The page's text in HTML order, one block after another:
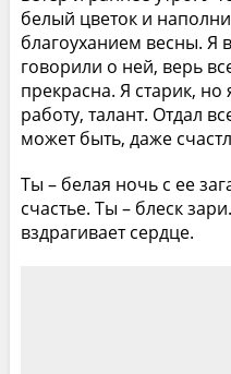
белый цветок и
благоуханием весны. Я
говорили о ней, верь
прекрасна. Я старик,
работу, талант. Отдал
может быть, даже
Ты – белая ночь с ее
счастье. Ты – блеск
вздрагивает сердце.